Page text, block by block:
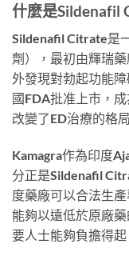
什麼是Sildenafil
Sildenafil Citrate是
劑），最初由輝瑞
外發現對勃起功能
國FDA批准上市，
改變了ED治療的格
Kamagra作為印度
分正是Sildenafil
度藥廠可以合法生
能夠以遠低於原廠
要人士能夠負擔得起